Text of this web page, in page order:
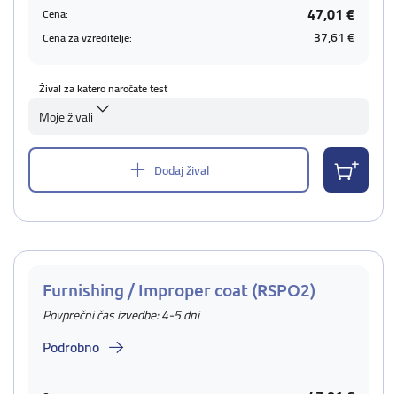
Cena: 47,01 €
Cena za vzreditelje: 37,61 €
Žival za katero naročate test
Moje živali
Dodaj žival
Furnishing / Improper coat (RSPO2)
Povprečni čas izvedbe: 4-5 dni
Podrobno